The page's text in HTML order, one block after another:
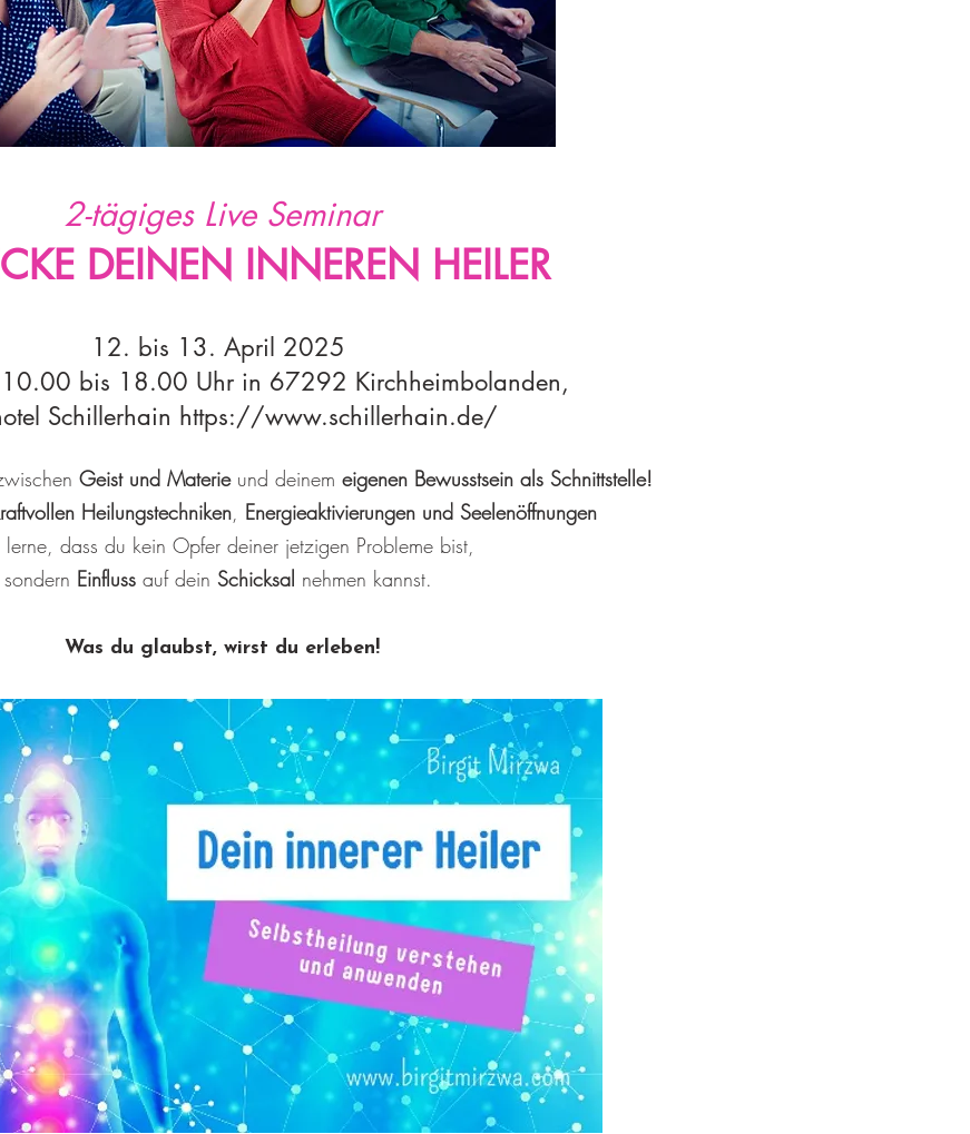
2-tägiges Live Seminar
DEINEN INNEREN HEILER
12. bis 13. April 2025
bis 18.00 Uhr in 67292 Kirchheimbolanden,
Schillerhain https://www.schillerhain.de/
Geist und Materie und deinem eigenen Bewusstsein als Schnittstelle!
Heilungstechniken, Energieaktivierungen und Seelenöffnungen
lerne, dass du kein Opfer deiner jetzigen Probleme bist,
sondern Einfluss auf dein Schicksal nehmen kannst.
Was du glaubst, wirst du erleben!